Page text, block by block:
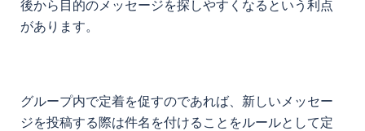
後から目的のメッセージを探しやすくなるという利点
があります。
グループ内で定着を促すのであれば、新しいメッセー
ジを投稿する際は件名を付けることをルールとして定